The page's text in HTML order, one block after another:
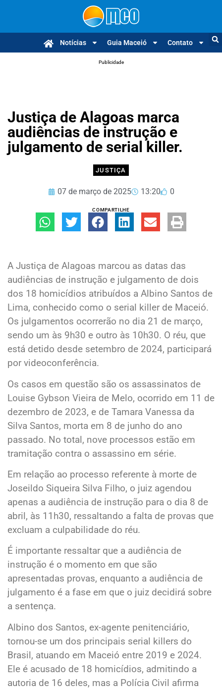
Notícias Guia Maceió Contato
Publicidade
Justiça de Alagoas marca
audiências de instrução e
julgamento de serial killer.
JUSTIÇA
07 de março de 2025 13:20 0
COMPARTILHE
A Justiça de Alagoas marcou as datas das
audiências de instrução e julgamento de dois
dos 18 homicídios atribuídos a Albino Santos de
Lima, conhecido como o serial killer de Maceió.
Os julgamentos ocorrerão no dia 21 de março,
sendo um às 9h30 e outro às 10h30. O réu, que
está detido desde setembro de 2024, participará
por videoconferência.
Os casos em questão são os assassinatos de
Louise Gybson Vieira de Melo, ocorrido em 11 de
dezembro de 2023, e de Tamara Vanessa da
Silva Santos, morta em 8 de junho do ano
passado. No total, nove processos estão em
tramitação contra o assassino em série.
Em relação ao processo referente à morte de
Joseildo Siqueira Silva Filho, o juiz agendou
apenas a audiência de instrução para o dia 8 de
abril, às 11h30, ressaltando a falta de provas que
excluam a culpabilidade do réu.
É importante ressaltar que a audiência de
instrução é o momento em que são
apresentadas provas, enquanto a audiência de
julgamento é a fase em que o juiz decidirá sobre
a sentença.
Albino dos Santos, ex-agente penitenciário,
tornou-se um dos principais serial killers do
Brasil, atuando em Maceió entre 2019 e 2024.
Ele é acusado de 18 homicídios, admitindo a
autoria de 16 deles, mas a Polícia Civil afirma